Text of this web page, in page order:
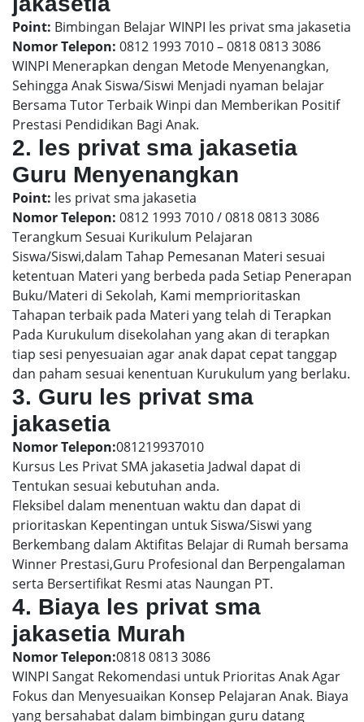
Point: Bimbingan Belajar WINPI les privat sma jakasetia
Nomor Telepon: 0812 1993 7010 – 0818 0813 3086
WINPI Menerapkan dengan Metode Menyenangkan,
Sehingga Anak Siswa/Siswi Menjadi nyaman belajar
Bersama Tutor Terbaik Winpi dan Memberikan Positif
Prestasi Pendidikan Bagi Anak.
2. les privat sma jakasetia
Guru Menyenangkan
Point: les privat sma jakasetia
Nomor Telepon: 0812 1993 7010 / 0818 0813 3086
Terangkum Sesuai Kurikulum Pelajaran
Siswa/Siswi,dalam Tahap Pemesanan Materi sesuai
ketentuan Materi yang berbeda pada Setiap Penerapan
Buku/Materi di Sekolah, Kami memprioritaskan
Tahapan terbaik pada Materi yang telah di Terapkan
Pada Kurukulum disekolahan yang akan di terapkan
tiap sesi penyesuaian agar anak dapat cepat tanggap
dan paham sesuai kenentuan Kurukulum yang berlaku.
3. Guru les privat sma
jakasetia
Nomor Telepon:081219937010
Kursus Les Privat SMA jakasetia Jadwal dapat di
Tentukan sesuai kebutuhan anda.
Fleksibel dalam menentuan waktu dan dapat di
prioritaskan Kepentingan untuk Siswa/Siswi yang
Berkembang dalam Aktifitas Belajar di Rumah bersama
Winner Prestasi,Guru Profesional dan Berpengalaman
serta Bersertifikat Resmi atas Naungan PT.
4. Biaya les privat sma
jakasetia Murah
Nomor Telepon:0818 0813 3086
WINPI Sangat Rekomendasi untuk Prioritas Anak Agar
Fokus dan Menyesuaikan Konsep Pelajaran Anak. Biaya
yang bersahabat dalam bimbingan guru datang